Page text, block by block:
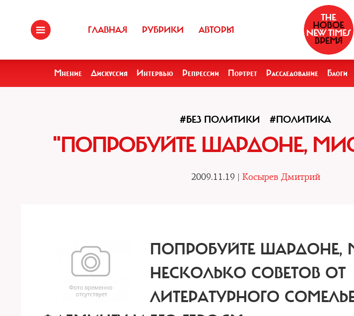
ГЛАВНАЯ РУБРИКИ АВТОРЫ
Мнение Дискуссия Интервью Репрессии Портрет Расследование Блоги
#БЕЗ ПОЛИТИКИ #ПОЛИТИКА
"ПОПРОБУЙТЕ ШАРДОНЕ,
2009.11.19 | Косырев Дмитрий
ПОПРОБУЙТЕ ШАРДОНЕ,
НЕСКОЛЬКО СОВЕТОВ ОТ
ЛИТЕРАТУРНОГО